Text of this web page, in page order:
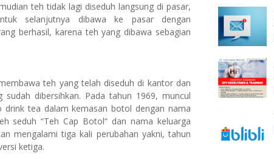
teh tidak lagi diseduh langsung di pasar,
selanjutnya dibawa ke pasar dengan
berhasil, karena teh yang dibawa sebagian
teh yang telah diseduh di kantor dan
dibersihkan. Pada tahun 1969, muncul
tea dalam kemasan botol dengan nama
seduh “Teh Cap Botol“ dan nama keluarga
mengalami tiga kali perubahan yakni, tahun
ketiga.